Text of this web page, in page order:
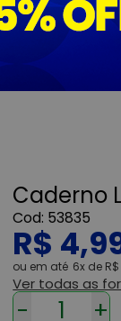
Caderno
53835
R$
ou 6x de
Ver todas as
- +